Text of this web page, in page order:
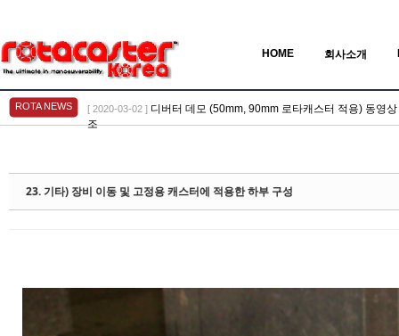
HOME 회사소개
ROTA NEWS [ 2020-03-02 ] 디버터 데모 (50mm, 90mm 로타캐스터 적용) 동영
조
23. 기타) 장비 이동 및 고정용 캐스터에 적용한 하부 구성
Sketchbook5, 스케치북5
Sketchbook5, 스케치북5